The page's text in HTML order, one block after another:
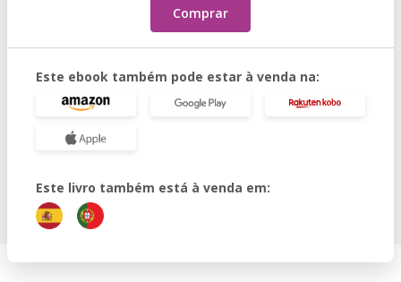
Comprar
Este ebook também pode estar à venda na:
Este livro também está à venda em: